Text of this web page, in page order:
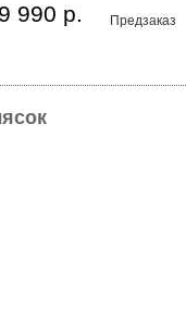
Предзаказ
990 р.